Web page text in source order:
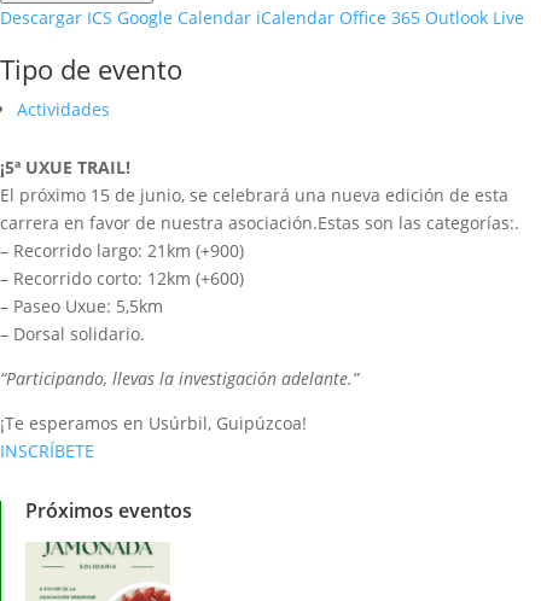
Descargar ICS Google Calendar iCalendar Office 365 Outlook Live
Tipo de evento
Actividades
¡5ª UXUE TRAIL!
El próximo 15 de junio, se celebrará una nueva edición de esta
carrera en favor de nuestra asociación.Estas son las categorías:.
– Recorrido largo: 21km (+900)
– Recorrido corto: 12km (+600)
– Paseo Uxue: 5,5km
– Dorsal solidario.
“Participando, llevas la investigación adelante.”
¡Te esperamos en Usúrbil, Guipúzcoa!
INSCRÍBETE
Próximos eventos